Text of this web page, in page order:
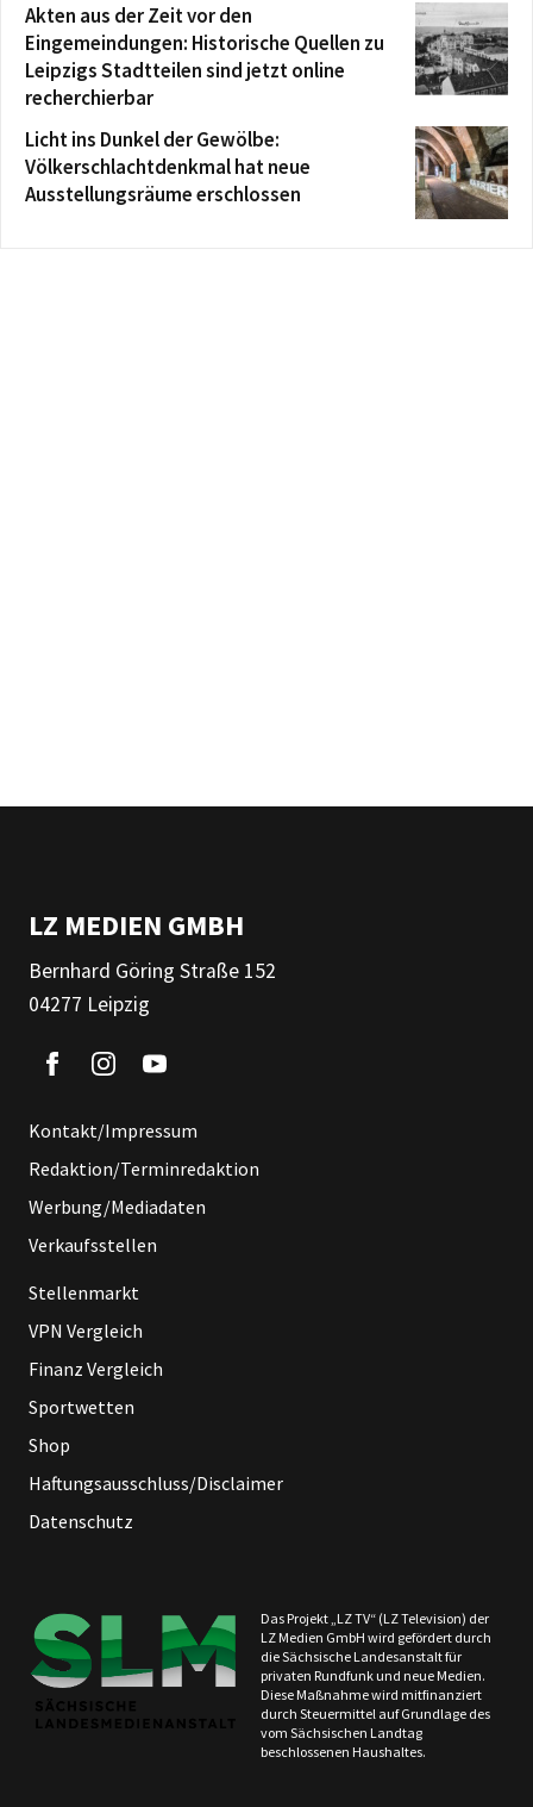
Akten aus der Zeit vor den
Eingemeindungen: Historische Quellen zu
Leipzigs Stadtteilen sind jetzt online
recherchierbar
Licht ins Dunkel der Gewölbe:
Völkerschlachtdenkmal hat neue
Ausstellungsräume erschlossen
LZ MEDIEN GMBH
Bernhard Göring Straße 152
04277 Leipzig
Kontakt/Impressum
Redaktion/Terminredaktion
Werbung/Mediadaten
Verkaufsstellen
Stellenmarkt
VPN Vergleich
Finanz Vergleich
Sportwetten
Shop
Haftungsausschluss/Disclaimer
Datenschutz
Das Projekt „LZ TV“ (LZ Television) der
LZ Medien GmbH wird gefördert durch
die Sächsische Landesanstalt für
privaten Rundfunk und neue Medien.
Diese Maßnahme wird mitfinanziert
durch Steuermittel auf Grundlage des
vom Sächsischen Landtag
beschlossenen Haushaltes.